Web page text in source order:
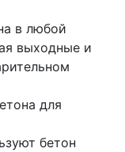
в любой
выходные и
для
бетон